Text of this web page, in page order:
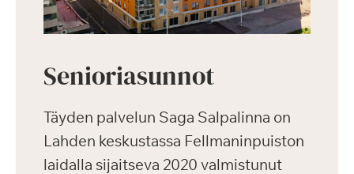
Senioriasunnot
Täyden palvelun Saga Salpalinna on
Lahden keskustassa Fellmaninpuiston
laidalla sijaitseva 2020 valmistunut